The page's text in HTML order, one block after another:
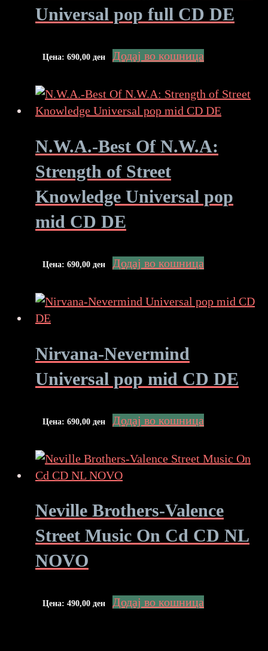
Universal pop full CD DE
Цена: 690,00 ден Додај во кошница
N.W.A.-Best Of N.W.A:
Strength of Street
Knowledge Universal pop
mid CD DE
Цена: 690,00 ден Додај во кошница
Nirvana-Nevermind
Universal pop mid CD DE
Цена: 690,00 ден Додај во кошница
Neville Brothers-Valence
Street Music On Cd CD NL
NOVO
Цена: 490,00 ден Додај во кошница